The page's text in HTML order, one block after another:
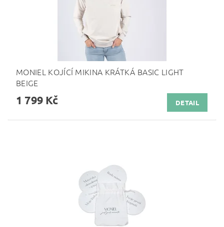
MONIEL KOJÍCÍ MIKINA KRÁTKÁ BASIC LIGHT
BEIGE
1 799 Kč DETAIL